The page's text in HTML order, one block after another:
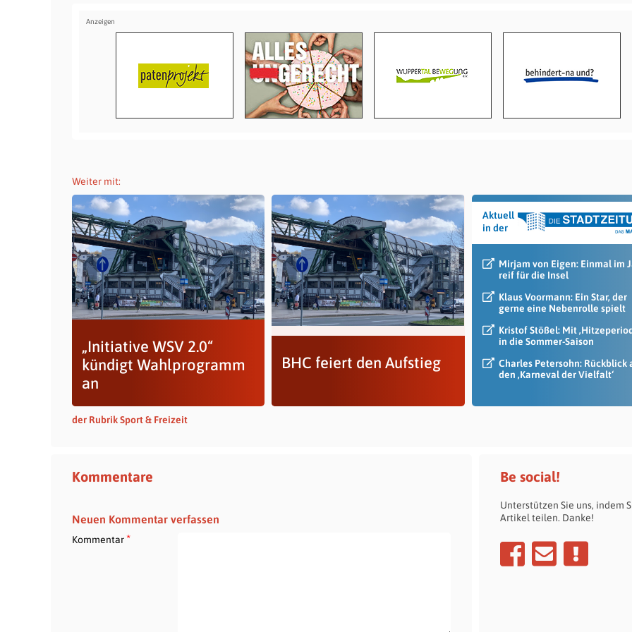
Weiter mit:
„Initiative WSV 2.0“
kündigt Wahlprogramm
an
BHC feiert den Aufstieg
Aktuell
in der
Mirjam von Eigen: Einmal im
reif für die Insel
Klaus Voormann: Ein Star, der
gerne eine Nebenrolle spielt
Kristof Stößel: Mit
in die Sommer-Saison
Charles Petersohn: Rückblick
den ‚Karneval der Vielfalt‘
der Rubrik Sport & Freizeit
Kommentare
Neuen Kommentar verfassen
Kommentar*
Be social!
Unterstützen Sie uns, indem
Artikel teilen. Danke!